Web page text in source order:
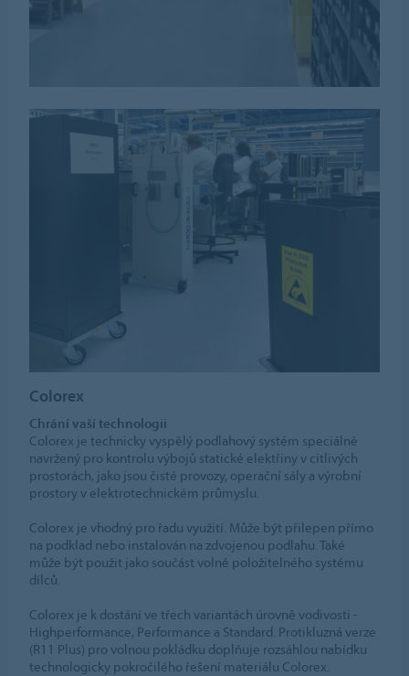
Colorex
Chrání vaší technologii
Colorex je technicky vyspělý podlahový systém speciálně
navržený pro kontrolu výbojů statické elektřiny v citlivých
prostorách, jako jsou čisté provozy, operační sály a výrobní
prostory v elektrotechnickém průmyslu.
Colorex je vhodný pro řadu využití. Může být přilepen přímo
na podklad nebo instalován na zdvojenou podlahu. Také
může být použit jako součást volně položitelného systému
dílců.
Colorex je k dostání ve třech variantách úrovně vodivosti -
Highperformance, Performance a Standard. Protikluzná verze
(R11 Plus) pro volnou pokládku doplňuje rozsáhlou nabídku
technologicky pokročilého řešení materiálu Colorex.